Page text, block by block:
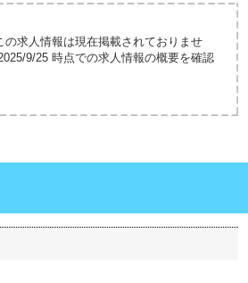
の求人情報は現在掲載されておりませ
9/25 時点での求人情報の概要を確認